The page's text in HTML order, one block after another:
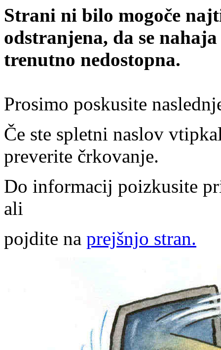
Strani ni bilo mogoče
odstranjena, da se
trenutno nedostopna.
Prosimo poskusite
Če ste spletni naslov
preverite črkovanje.
Do informacij poizkusite
ali
pojdite na prejšnjo stran.